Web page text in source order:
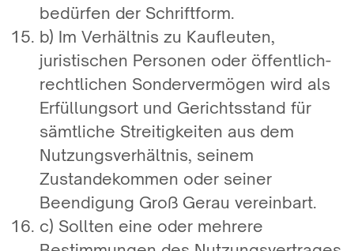
bedürfen der Schriftform.
b) Im Verhältnis zu Kaufleuten,
juristischen Personen oder öffentlich-
rechtlichen Sondervermögen wird als
Erfüllungsort und Gerichtsstand für
sämtliche Streitigkeiten aus dem
Nutzungsverhältnis, seinem
Zustandekommen oder seiner
Beendigung Groß Gerau vereinbart.
c) Sollten eine oder mehrere